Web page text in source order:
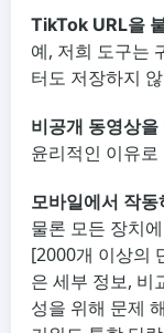
TikTok URL을
예, 저희 도구는
터도 저장하지
비공개 동영상
윤리적인 이유
모바일에서 작동
물론 모든 장치
[2000개 이상의
은 세부 정보, 비
성을 위해 문제